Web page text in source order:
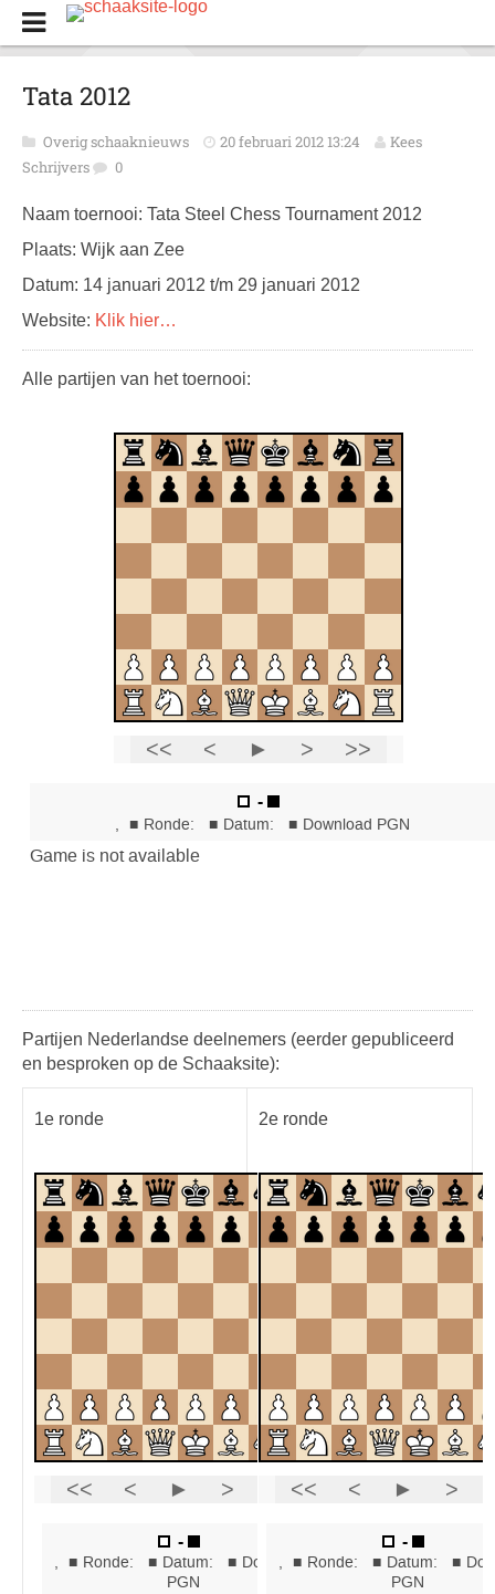
Tata 2012
Overig schaaknieuws 20 februari 2012 13:24
Kees
Schrijvers
0
Naam toernooi: Tata Steel Chess Tournament 2012
Plaats: Wijk aan Zee
Datum: 14 januari 2012 t/m 29 januari 2012
Website: Klik hier…
Alle partijen van het toernooi:
Partijen Nederlandse deelnemers (eerder gepubliceerd
en besproken op de Schaaksite):
1e ronde 2e ronde